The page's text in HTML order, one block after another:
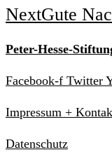
NextGute
Peter-Hesse-
Facebook-f Twitter
Impressum +
Datenschutz